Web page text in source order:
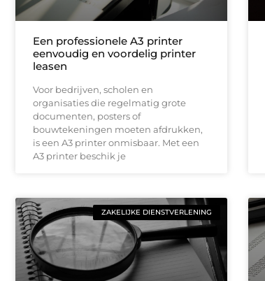
Een professionele A3 printer
eenvoudig en voordelig printer
leasen
Voor bedrijven, scholen en
organisaties die regelmatig grote
documenten, posters of
bouwtekeningen moeten afdrukken,
is een A3 printer onmisbaar. Met een
A3 printer beschik je
ZAKELIJKE DIENSTVERLENING